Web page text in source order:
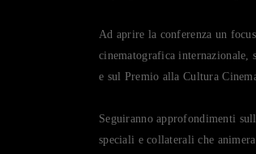
Ad aprire la conferenza un
cinematografica internazionale,
e sul Premio alla Cultura
Seguiranno approfondimenti
speciali e collaterali che